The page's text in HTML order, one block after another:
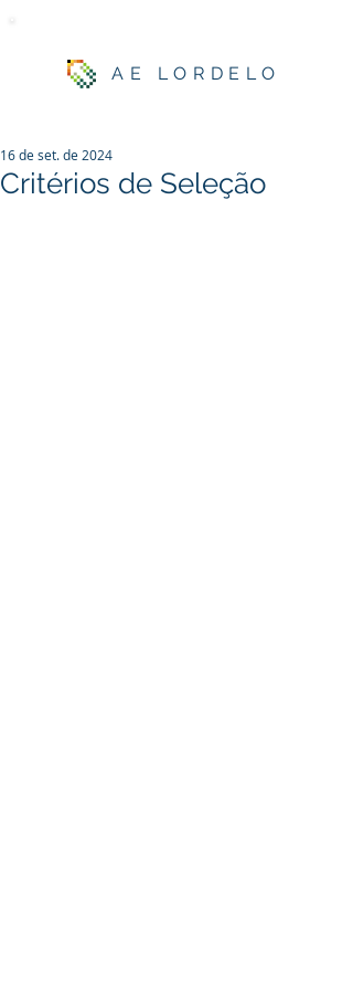
AE LORDELO
Critérios de Seleção
16 de set. de 2024